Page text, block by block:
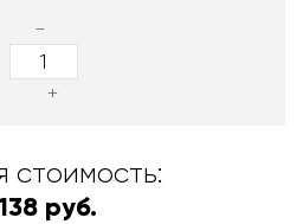
-
+
руб.